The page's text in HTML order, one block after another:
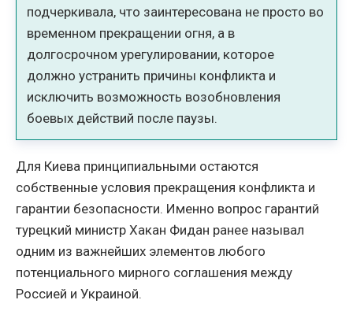
подчеркивала, что заинтересована не просто во
временном прекращении огня, а в
долгосрочном урегулировании, которое
должно устранить причины конфликта и
исключить возможность возобновления
боевых действий после паузы.
Для Киева принципиальными остаются
собственные условия прекращения конфликта и
гарантии безопасности. Именно вопрос гарантий
турецкий министр Хакан Фидан ранее называл
одним из важнейших элементов любого
потенциального мирного соглашения между
Россией и Украиной.